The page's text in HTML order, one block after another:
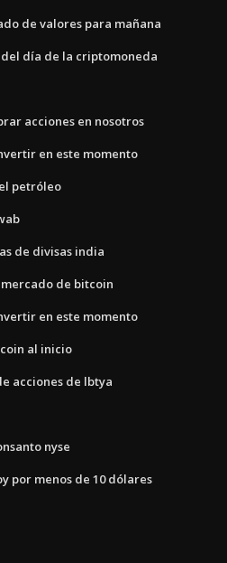
de valores para mañana
día de la criptomoneda
acciones en nosotros
en este momento
petróleo
de divisas india
de bitcoin
en este momento
al inicio
acciones de lbtya
nyse
por menos de 10 dólares